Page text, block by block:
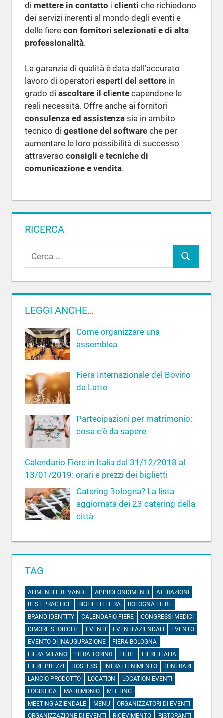
di mettere in contatto i clienti che richiedono
dei servizi inerenti al mondo degli eventi e
delle fierecon fornitori selezionati e di alta
professionalità.
La garanzia di qualità è data dall’accurato
lavoro di operatori esperti del settorein
grado di ascoltare il clientecapendone le
reali necessità. Offre anche ai fornitori
consulenza ed assistenzasia in ambito
tecnico di gestione del softwareche per
aumentare le loro possibilità di successo
attraverso consigli e tecniche di
comunicazione e vendita.
RICERCA
c
a
p
e
r
:
r
LEGGI ANCHE…
Come organizzare una
assemblea
Fiera Internazionale del Bovino
da Latte
Partecipazioni per matrimonio:
cosa c’è da sapere
Calendario Fiere in Italia dal 31/12/2018 al
13/01/2019: orari e prezzi dei biglietti
Catering Bologna? La lista
aggiornata dei 23 catering della
città
TAG
ALIMENTI E BEVANDE APPROFONDIMENTI
ATTRAZIONI
BEST PRACTICE
BIGLIETTI FIERA
BOLOGNA FIERE
BRAND IDENTITY
CALENDARIO FIERE
CONGRESSI MEDICI
DIMORE STORICHE
EVENTI EVENTI AZIENDALI
EVENTO
EVENTO DI INAUGURAZIONE
FIERA BOLOGNA
FIERA MILANO
FIERA TORINO FIERE
FIERE ITALIA
FIERE PREZZI
HOSTESS INTRATTENIMENTO
ITINERARI
LANCIO PRODOTTO
LOCATION
LOCATION EVENTI
LOGISTICA
MATRIMONIO
MEETING
MEETING AZIENDALE
MENU
ORGANIZZATORI DI EVENTI
ORGANIZZAZIONE DI EVENTI
RICEVIMENTO RISTORANTI